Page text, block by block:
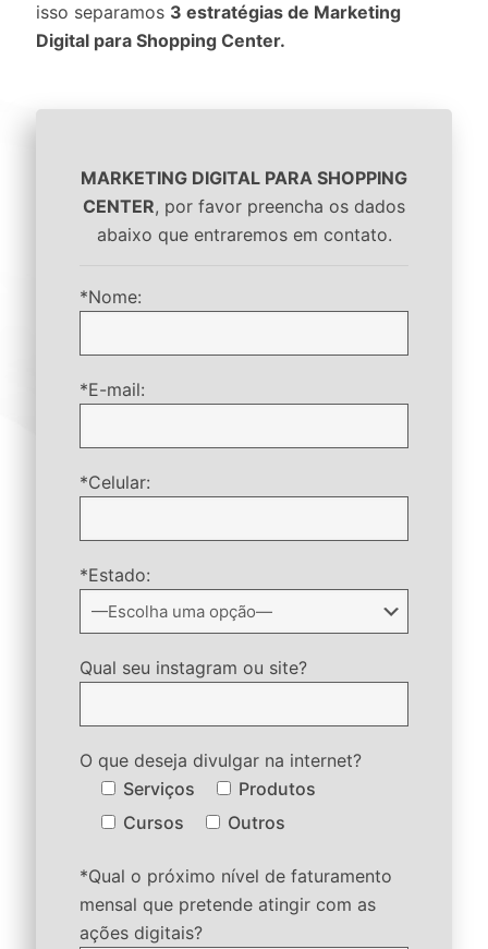
isso separamos 3 estratégias de Marketing
Digital para Shopping Center.
MARKETING DIGITAL PARA SHOPPING
CENTER, por favor preencha os dados
abaixo que entraremos em contato.
*Nome:
*E-mail:
*Celular:
*Estado:
Qual seu instagram ou site?
O que deseja divulgar na internet?
Serviços
Produtos
Cursos
Outros
*Qual o próximo nível de faturamento
mensal que pretende atingir com as
ações digitais?